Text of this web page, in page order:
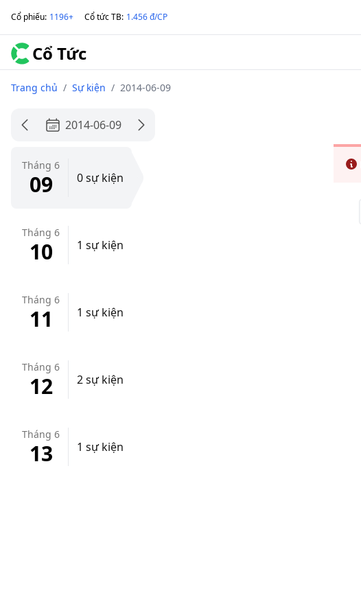
Cổ phiếu: 1196+ Cổ tức TB: 1.456 đ/CP
Cổ Tức
Trang chủ / Sự kiện / 2014-06-09
2014-06-09
Tháng 6
09 0 sự kiện
Tháng 6
10 1 sự kiện
Tháng 6
11 1 sự kiện
Tháng 6
12 2 sự kiện
Tháng 6
13 1 sự kiện